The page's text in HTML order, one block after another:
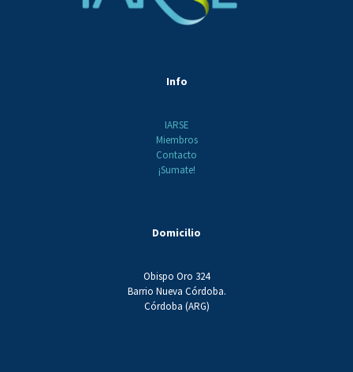
Info
IARSE
Miembros
Contacto
¡Sumate!
Domicilio
Obispo Oro 324
Barrio Nueva Córdoba.
Córdoba (ARG)